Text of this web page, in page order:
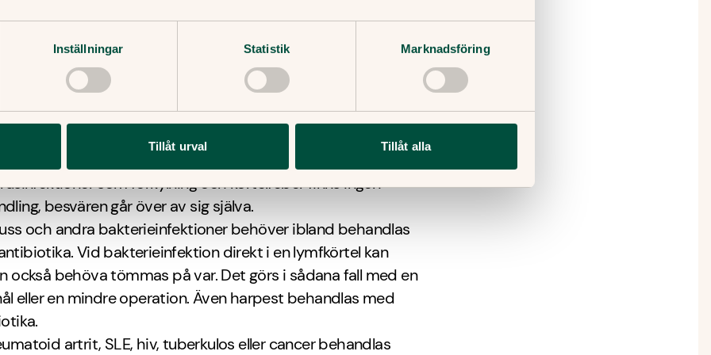
Inställningar Statistik Marknadsföring
Tillåt urval Tillåt alla
av svullna lymfkörtlar
du eller ditt barn får beror på orsaken till de svullna
som förkylning och körtelfeber finns ingen
besvären går över av sig själva.
och andra bakterieinfektioner behöver ibland behandlas
Vid bakterieinfektion direkt i en lymfkörtel kan
också behöva tömmas på var. Det görs i sådana fall med en
eller en mindre operation. Även harpest behandlas med
artrit, SLE, hiv, tuberkulos eller cancer behandlas